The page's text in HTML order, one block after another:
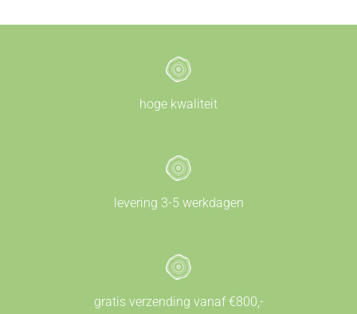
hoge kwaliteit
levering 3-5 werkdagen
gratis verzending vanaf €800,-